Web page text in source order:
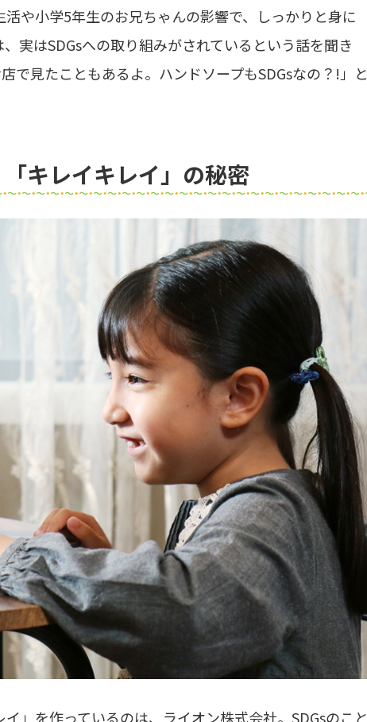
や小学5年生のお兄ちゃんの影響で、しっかりと身に
実はSDGsへの取り組みがされているという話を聞き
で見たこともあるよ。ハンドソープもSDGsなの？!」と
キレイキレイ」の秘密
」を作っているのは、ライオン株式会社。SDGsのこと